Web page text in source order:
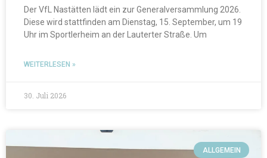
Der VfL Nastätten lädt ein zur Generalversammlung 2026.
Diese wird stattfinden am Dienstag, 15. September, um 19
Uhr im Sportlerheim an der Lauterter Straße. Um
WEITERLESEN »
30. Juli 2026
ALLGEMEIN